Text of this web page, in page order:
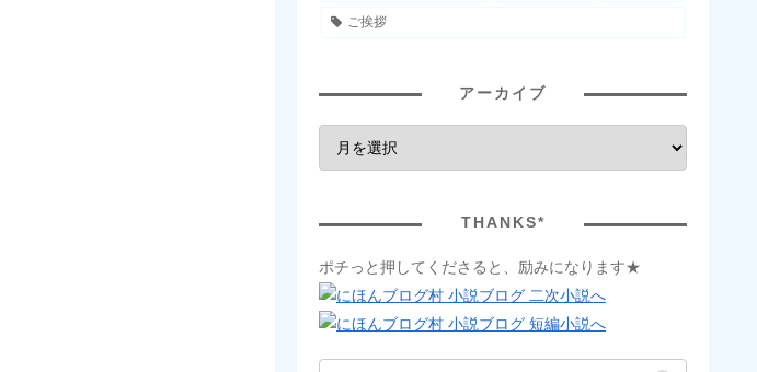
ご挨拶
アーカイブ
THANKS*
ポチっと押してくださると、励みになります★